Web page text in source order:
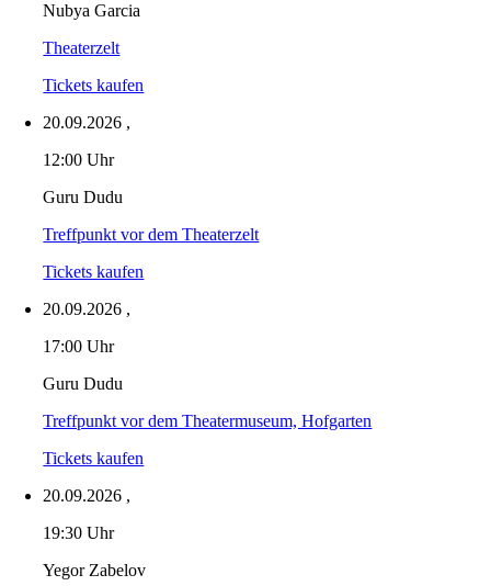
Nubya Garcia
Theaterzelt
Tickets kaufen
20.09.2026 ,
12:00 Uhr
Guru Dudu
Treffpunkt vor dem Theaterzelt
Tickets kaufen
20.09.2026 ,
17:00 Uhr
Guru Dudu
Treffpunkt vor dem Theatermuseum, Hofgarten
Tickets kaufen
20.09.2026 ,
19:30 Uhr
Yegor Zabelov